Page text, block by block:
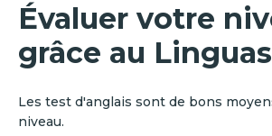
Évaluer votre
grâce au
Les test d'anglais sont de bons
niveau.